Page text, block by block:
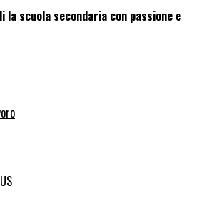
la scuola secondaria con passione e